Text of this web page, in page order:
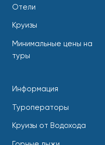
Отели
Круизы
Минимальные цены на
туры
Информация
Туроператоры
Круизы от Водохода